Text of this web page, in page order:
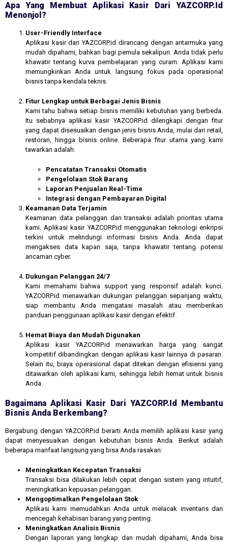
Apa Yang Membuat Aplikasi Kasir Dari YAZCORP.id
Menonjol?
User-Friendly Interface
Aplikasi kasir dari YAZCORP.id dirancang dengan antarmuka yang
mudah dipahami, bahkan bagi pemula sekalipun. Anda tidak perlu
khawatir tentang kurva pembelajaran yang curam. Aplikasi kami
memungkinkan Anda untuk langsung fokus pada operasional
bisnis tanpa kendala teknis.
Fitur Lengkap untuk Berbagai Jenis Bisnis
Kami tahu bahwa setiap bisnis memiliki kebutuhan yang berbeda.
Itu sebabnya aplikasi kasir YAZCORP.id dilengkapi dengan fitur
yang dapat disesuaikan dengan jenis bisnis Anda, mulai dari retail,
restoran, hingga bisnis online. Beberapa fitur utama yang kami
tawarkan adalah:
Pencatatan Transaksi Otomatis
Pengelolaan Stok Barang
Laporan Penjualan Real-Time
Integrasi dengan Pembayaran Digital
Keamanan Data Terjamin
Keamanan data pelanggan dan transaksi adalah prioritas utama
kami. Aplikasi kasir YAZCORP.id menggunakan teknologi enkripsi
terkini untuk melindungi informasi bisnis Anda. Anda dapat
mengakses data kapan saja, tanpa khawatir tentang potensi
ancaman cyber.
Dukungan Pelanggan 24/7
Kami memahami bahwa support yang responsif adalah kunci.
YAZCORP.id menawarkan dukungan pelanggan sepanjang waktu,
siap membantu Anda mengatasi masalah atau memberikan
panduan penggunaan aplikasi kasir dengan efektif.
Hemat Biaya dan Mudah Digunakan
Aplikasi kasir YAZCORP.id menawarkan harga yang sangat
kompetitif dibandingkan dengan aplikasi kasir lainnya di pasaran.
Selain itu, biaya operasional dapat ditekan dengan efisiensi yang
ditawarkan oleh aplikasi kami, sehingga lebih hemat untuk bisnis
Anda.
Bagaimana Aplikasi Kasir Dari YAZCORP.id Membantu
Bisnis Anda Berkembang?
Bergabung dengan YAZCORP.id berarti Anda memilih aplikasi kasir yang
dapat menyesuaikan dengan kebutuhan bisnis Anda. Berikut adalah
beberapa manfaat langsung yang bisa Anda rasakan:
Meningkatkan Kecepatan Transaksi
Transaksi bisa dilakukan lebih cepat dengan sistem yang intuitif,
meningkatkan kepuasan pelanggan.
Mengoptimalkan Pengelolaan Stok
Aplikasi kami memudahkan Anda untuk melacak inventaris dan
mencegah kehabisan barang yang penting.
Meningkatkan Analisis Bisnis
Dengan laporan yang lengkap dan mudah dipahami, Anda bisa